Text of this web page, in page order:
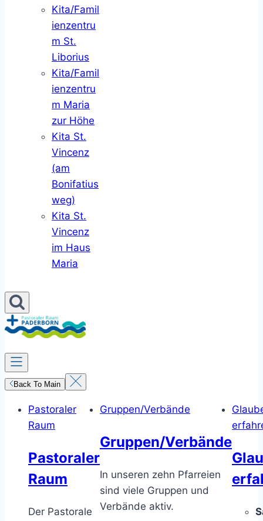
Kita/Famil
ienzentru
m St.
Liborius
Kita/Famil
ienzentru
m Maria
zur Höhe
Kita St.
Vincenz
(am
Bonifatius
weg)
Kita St.
Vincenz
im Haus
Maria
Back To Main
Pastoraler
Raum
Pastoraler
Raum
Der Pastorale
Gruppen/Verbände
Gruppen/Verbände
In unseren zehn Pfarreien
sind viele Gruppen und
Verbände aktiv.